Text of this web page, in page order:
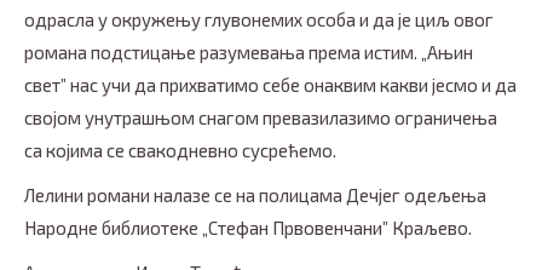
одрасла у окружењу глувонемих особа и да је циљ овог
романа подстицање разумевања према истим. „Ањин
свет” нас учи да прихватимо себе онаквим какви јесмо и да
својом унутрашњом снагом превазилазимо ограничења
са којима се свакодневно сусрећемо.
Лелини романи налазе се на полицама Дечјег одељења
Народне библиотеке „Стефан Првовенчани” Краљево.